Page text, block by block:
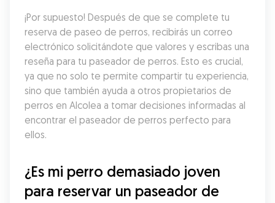
¡Por supuesto! Después de que se complete tu
reserva de paseo de perros, recibirás un correo
electrónico solicitándote que valores y escribas una
reseña para tu paseador de perros. Esto es crucial,
ya que no solo te permite compartir tu experiencia,
sino que también ayuda a otros propietarios de
perros en Alcolea a tomar decisiones informadas al
encontrar el paseador de perros perfecto para
ellos.
¿Es mi perro demasiado joven
para reservar un paseador de